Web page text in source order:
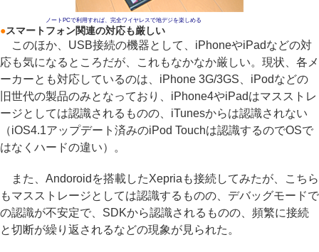
ノートPCで利用すれば、完全ワイヤレスで地デジを楽しめる
●スマートフォン関連の対応も厳しい
このほか、USB接続の機器として、iPhoneやiPadなどの対
応も気になるところだが、これもなかなか厳しい。現状、各メ
ーカーとも対応しているのは、iPhone 3G/3GS、iPodなどの
旧世代の製品のみとなっており、iPhone4やiPadはマスストレ
ージとしては認識されるものの、iTunesからは認識されない
（iOS4.1アップデート済みのiPod Touchは認識するのでOSで
はなくハードの違い）。
また、Andoroidを搭載したXepriaも接続してみたが、こちら
もマスストレージとしては認識するものの、デバッグモードで
の認識が不安定で、SDKから認識されるものの、頻繁に接続
と切断が繰り返されるなどの現象が見られた。